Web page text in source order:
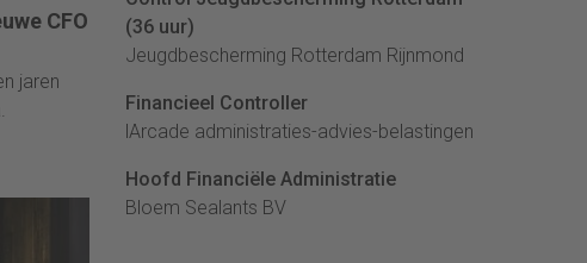
CFO
jaren
(36 uur)
Jeugdbescherming Rotterdam Rijnmond
Financieel Controller
lArcade administraties-advies-belastingen
Hoofd Financiële Administratie
Bloem Sealants BV